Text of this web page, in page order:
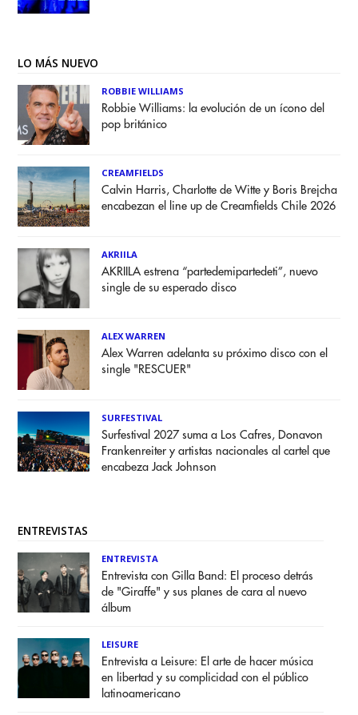
LO MÁS NUEVO
ROBBIE WILLIAMS
Robbie Williams: la evolución de un ícono del
pop británico
CREAMFIELDS
Calvin Harris, Charlotte de Witte y Boris Brejcha
encabezan el line up de Creamfields Chile 2026
AKRIILA
AKRIILA estrena “partedemipartedeti”, nuevo
single de su esperado disco
ALEX WARREN
Alex Warren adelanta su próximo disco con el
single "RESCUER"
SURFESTIVAL
Surfestival 2027 suma a Los Cafres, Donavon
Frankenreiter y artistas nacionales al cartel que
encabeza Jack Johnson
ENTREVISTAS
ENTREVISTA
Entrevista con Gilla Band: El proceso detrás
de "Giraffe" y sus planes de cara al nuevo
álbum
LEISURE
Entrevista a Leisure: El arte de hacer música
en libertad y su complicidad con el público
latinoamericano